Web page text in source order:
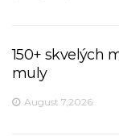
150+ skvelých
muly
August 7,2026